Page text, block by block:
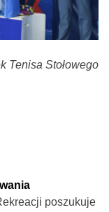
Tenisa Stołowego
poszukuje